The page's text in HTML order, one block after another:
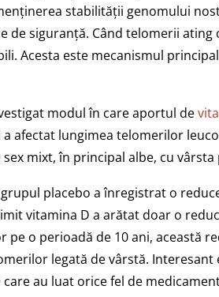
stabilității genomului
de siguranță. Când telomerii
Acesta este mecanismul
modul în care aportul de
afectat lungimea telomerilor
mixt, în principal albe, cu vârsta
placebo a înregistrat o
vitamina D a arătat doar o
pe o perioadă de 10 ani, această
legată de vârstă. Interesant
au luat orice fel de